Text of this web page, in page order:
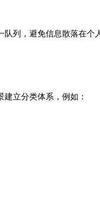
列，避免信息散落在
立分类体系，例如：